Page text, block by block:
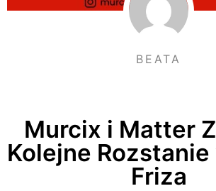
BEATA
Murcix i Matter
Kolejne
Friza